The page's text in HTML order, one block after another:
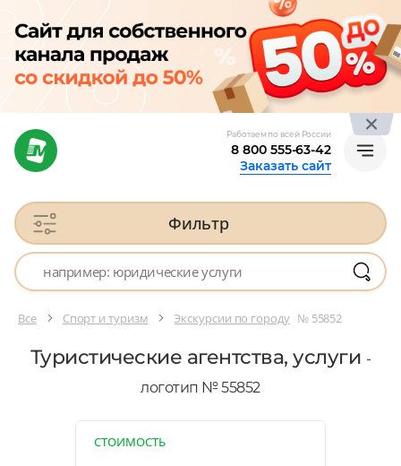
Работаем по всей России
8 800 555-63-42
Заказать сайт
Фильтр
Все Спорт и туризм Экскурсии по городу № 55852
Туристические агентства, услуги -
логотип № 55852
СТОИМОСТЬ